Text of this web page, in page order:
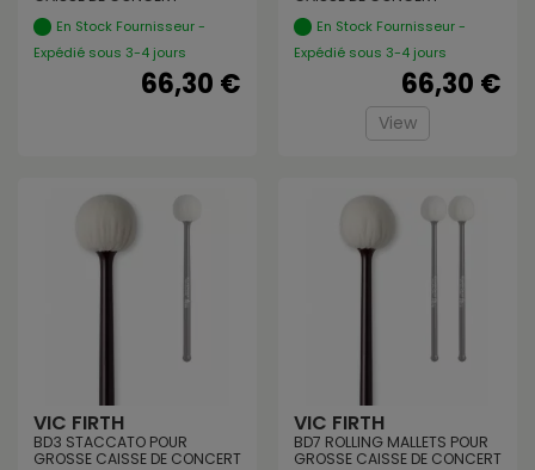
En Stock Fournisseur -
Expédié sous 3-4 jours
66,30 €
En Stock Fournisseur -
Expédié sous 3-4 jours
66,30 €
View
VIC FIRTH
BD3 STACCATO POUR
GROSSE CAISSE DE CONCERT
VIC FIRTH
BD7 ROLLING MALLETS POUR
GROSSE CAISSE DE CONCERT